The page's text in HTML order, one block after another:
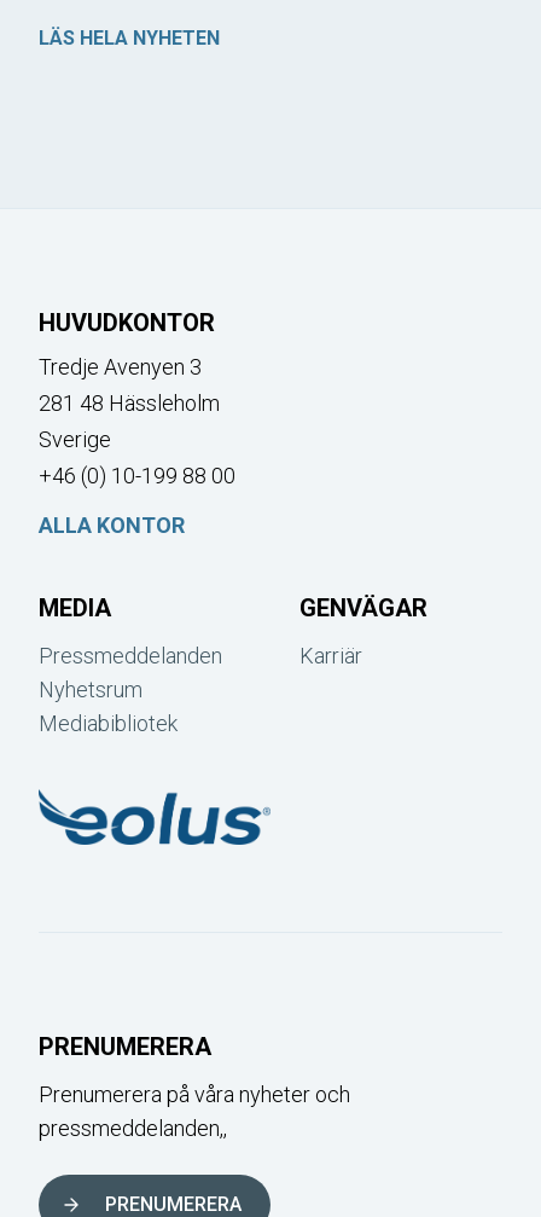
LÄS HELA NYHETEN
HUVUDKONTOR
Tredje Avenyen 3
281 48 Hässleholm
Sverige
+46 (0) 10-199 88 00
ALLA KONTOR
MEDIA
Pressmeddelanden
Nyhetsrum
Mediabibliotek
GENVÄGAR
Karriär
PRENUMERERA
Prenumerera på våra nyheter och
pressmeddelanden,,
PRENUMERERA